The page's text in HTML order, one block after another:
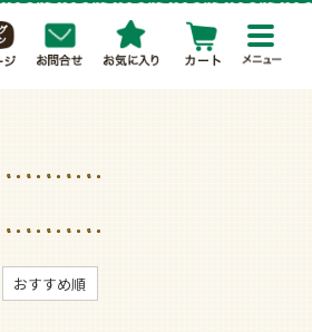
おすすめ順